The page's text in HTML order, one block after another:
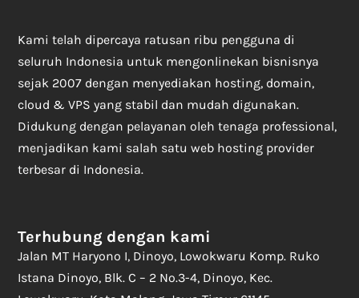
Kami telah dipercaya ratusan ribu pengguna di
seluruh Indonesia untuk mengonlinekan bisnisnya
sejak 2007 dengan menyediakan hosting, domain,
cloud & VPS yang stabil dan mudah digunakan.
Didukung dengan pelayanan oleh tenaga professional,
menjadikan kami salah satu web hosting provider
terbesar di Indonesia.
Terhubung dengan kami
Jalan MT Haryono I, Dinoyo, Lowokwaru Komp. Ruko
Istana Dinoyo, Blk. C – 2 No.3-4, Dinoyo, Kec.